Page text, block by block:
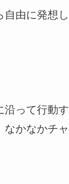
自由に発想
沿って行動
なかなかチ